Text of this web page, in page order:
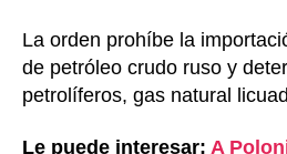
La orden prohíbe la
de petróleo crudo ruso y
petrolíferos, gas natural
Le puede interesar: A